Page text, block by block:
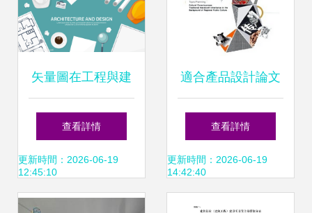
矢量圖在工程與建
筑中的核心應用 從
設計草圖到施工規
劃
查看詳情
更新時間：2026-06-19
12:45:10
適合產品設計論文
發表的建設工程設
計類期刊
查看詳情
更新時間：2026-06-19
14:42:40